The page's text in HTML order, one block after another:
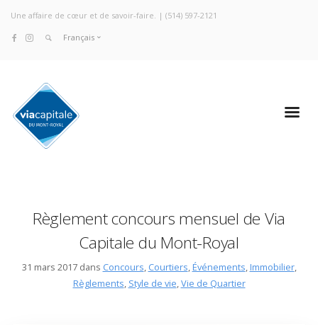
Une affaire de cœur et de savoir-faire. | (514) 597-2121
Français
Règlement concours mensuel de Via
Capitale du Mont-Royal
31 mars 2017 dans Concours, Courtiers, Événements, Immobilier,
Règlements, Style de vie,Vie de Quartier